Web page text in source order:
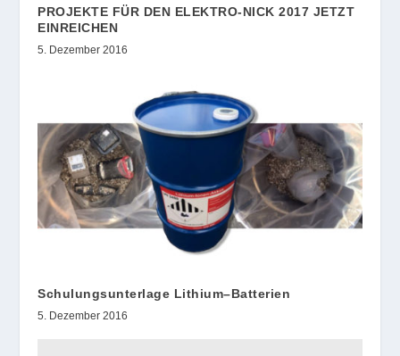
PROJEKTE FÜR DEN ELEKTRO-NICK 2017 JETZT
EINREICHEN
5. Dezember 2016
Schulungsunterlage Lithium–Batterien
5. Dezember 2016